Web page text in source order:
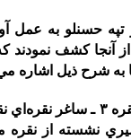
كه در سال١٣٣٧ شمسي تا سال ١٣٥٤
آنجا كشف نمودند
به شرح ذيل اشاره